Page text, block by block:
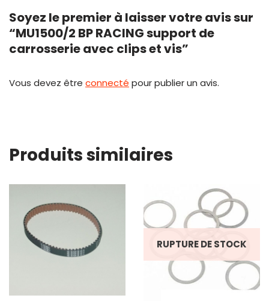
Soyez le premier à laisser votre avis sur
“MU1500/2 BP RACING support de
carrosserie avec clips et vis”
Vous devez être connecté pour publier un avis.
Produits similaires
RUPTURE DE STOCK